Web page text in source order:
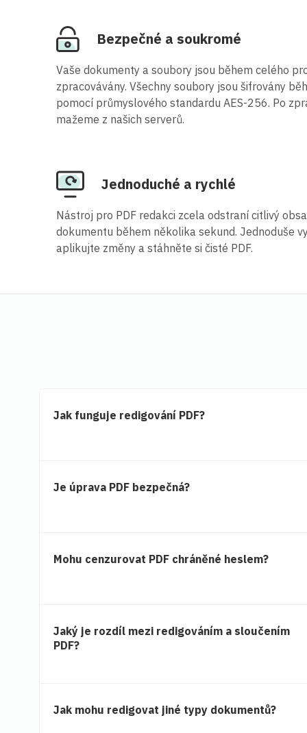
Bezpečné a soukromé
Vaše dokumenty a soubory jsou během celého
zpracovávány. Všechny soubory jsou šifrovány
pomocí průmyslového standardu AES-256. Po
mažeme z našich serverů.
Jednoduché a rychlé
Nástroj pro PDF redakci zcela odstraní citlivý
dokumentu během několika sekund. Jednoduše
aplikujte změny a stáhněte si čisté PDF.
Jak funguje redigování PDF?
Je úprava PDF bezpečná?
Mohu cenzurovat PDF chráněné heslem?
Jaký je rozdíl mezi redigováním a sloučením
PDF?
Jak mohu redigovat jiné typy dokumentů?